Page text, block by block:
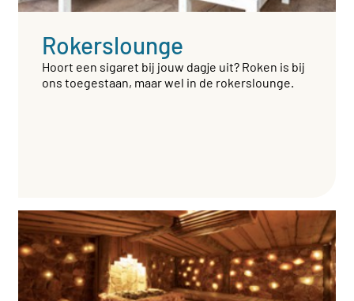
Rokerslounge
Hoort een sigaret bij jouw dagje uit? Roken is bij
ons toegestaan, maar wel in de rokerslounge.